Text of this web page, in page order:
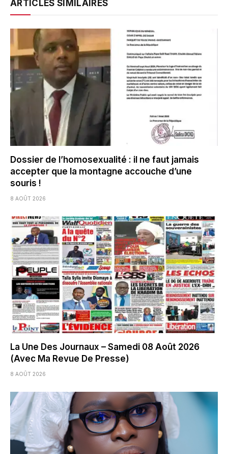
ARTICLES SIMILAIRES
Dossier de l’homosexualité : il ne faut jamais
accepter que la montagne accouche d’une
souris !
8 AOÛT 2026
La Une Des Journaux – Samedi 08 Août 2026
(Avec Ma Revue De Presse)
8 AOÛT 2026